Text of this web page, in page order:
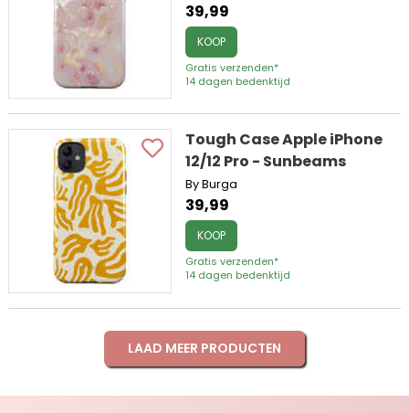
39,99
KOOP
Gratis verzenden*
14 dagen bedenktijd
Tough Case Apple iPhone
12/12 Pro - Sunbeams
By Burga
39,99
KOOP
Gratis verzenden*
14 dagen bedenktijd
LAAD MEER PRODUCTEN